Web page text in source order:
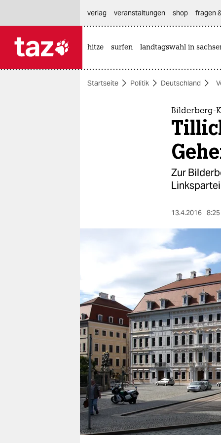
themen
verlag
verlag
veranstaltungen
shop
fragen & hilfe
unterstützen
abo
genossenschaft
verlag
veranstaltungen shop fragen
hitze surfen landtagswahl in
Startseite Politik Deutschland
Bilderberg-
Zur
13.4.2016